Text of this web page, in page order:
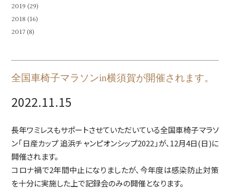
2019 (29)
2018 (16)
2017 (8)
全国車椅子マラソンin横須賀が開催されます。
2022.11.15
長年ワミレスもサポートさせていただいている全国車椅子マラソ
ン「日産カップ 追浜チャンピオンシップ2022」が、12月4日(日)に
開催されます。
コロナ禍で2年間中止になりましたが、今年度は感染防止対策
を十分に実施した上で記録会のみの開催となります。